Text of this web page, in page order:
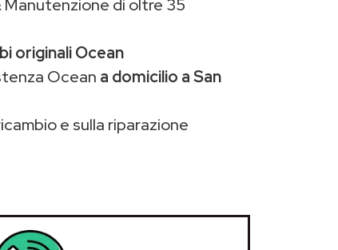
di oltre 35
originali Ocean
Ocean a domicilio a San
e sulla riparazione